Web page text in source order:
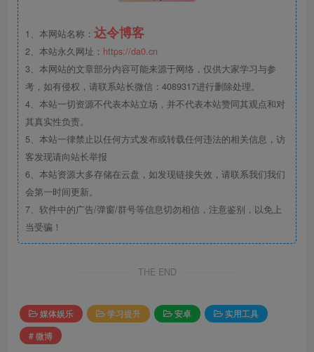
1、本网站名称： 达令博客
2、本站永久网址： https://da0.cn
3、本网站的文章部分内容可能来源于网络，仅供大家学习与参
考，如有侵权，请联系站长微信：4089317进行删除处理。
4、本站一切资源不代表本站立场，并不代表本站赞同其观点和对
其真实性负责。
5、本站一律禁止以任何方式发布或转载任何违法的相关信息，访
客发现请向站长举报
6、本站资源大多存储在云盘，如发现链接失效，请联系我们我们
会第一时间更新。
7、软件中的广告/弹窗/群号等信息切勿相信，注意鉴别，以免上
当受骗！
THE END
媒体娱乐 学习提升 安卓
实用工具
# 微博